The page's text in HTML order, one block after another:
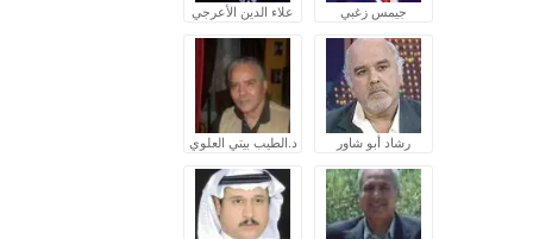
جيمس زغبي علاء الدين الأعرجي
رشاد أبو شاور د.الطيب بيتي العلوي